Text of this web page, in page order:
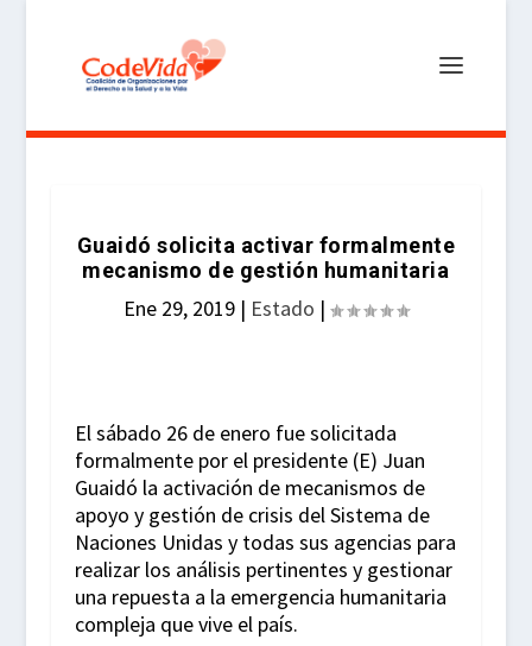
Guaidó solicita activar formalmente
mecanismo de gestión humanitaria
Ene 29, 2019| Estado |
El sábado 26 de enero fue solicitada
formalmente por el presidente (E) Juan
Guaidó la activación de mecanismos de
apoyo y gestión de crisis del Sistema de
Naciones Unidas y todas sus agencias para
realizar los análisis pertinentes y gestionar
una repuesta a la emergencia humanitaria
compleja que vive el país.